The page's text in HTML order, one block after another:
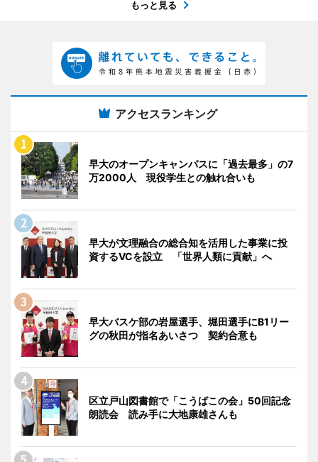
もっと見る
アクセスランキング
早大のオープンキャンパスに「過去最多」の7
万2000人 現役学生との触れ合いも
早大が文理融合の総合知を活用した事業に投
資するVCを設立 「世界人類に貢献」へ
早大バスケ部の岩屋選手、堀田選手にB1リー
グの秋田が指名あいさつ 契約合意も
区立戸山図書館で「こうばこの会」50回記念
朗読会 読み手に大地康雄さんも